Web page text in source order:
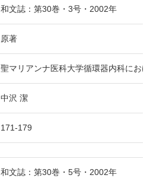
和文誌：第30巻・3号・2002年
原著
聖マリアンナ医科大学循環器内科にお
中沢 潔
171-179
和文誌：第30巻・5号・2002年